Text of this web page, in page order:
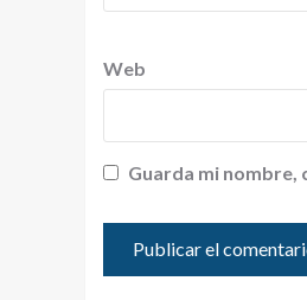
Web
Guarda mi nombre,